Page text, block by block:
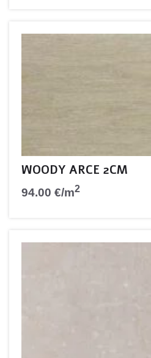
WOODY ARCE 2CM
94.00 €/m2